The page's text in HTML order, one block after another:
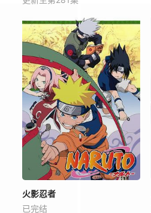
火影忍者
已完结